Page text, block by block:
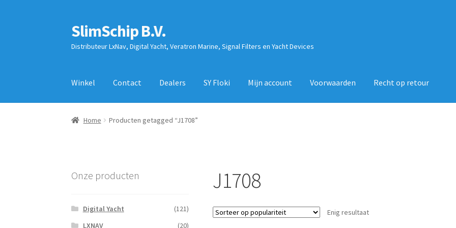
Ga
door
naar
Ga
naar
de
SlimSchip B.V.
Distributeur LxNav, Digital Yacht, Veratron Marine, Signal Filters en Yacht Devices
Winkel Contact Dealers SY Floki Mijn account Voorwaarden Recht op retour
Home Producten getagged “J1708”
J1708
Enig resultaat
Onze producten
Digital Yacht
(121)
LXNAV
(20)